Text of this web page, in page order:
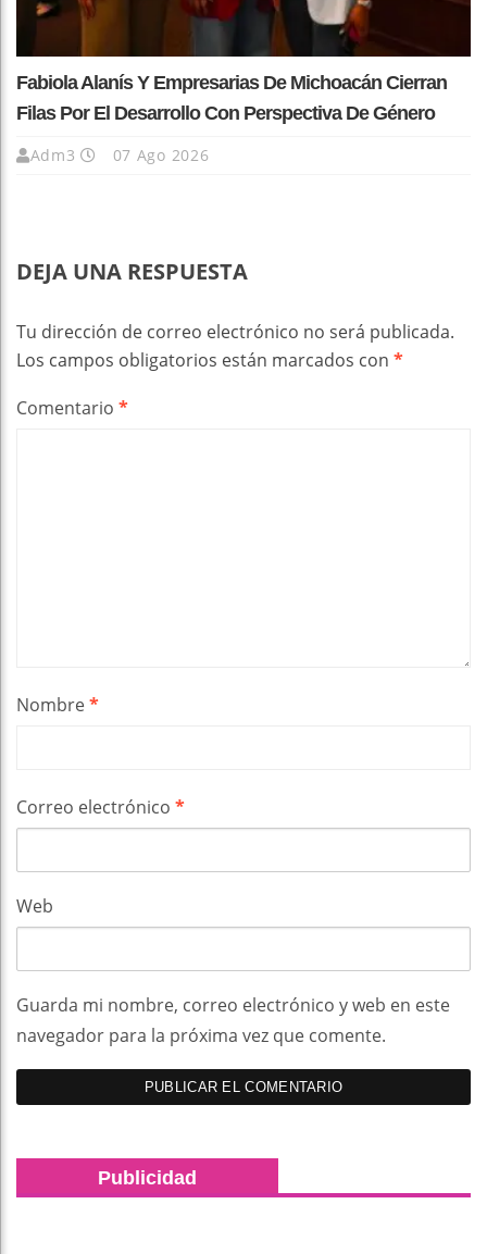
Fabiola Alanís Y Empresarias De Michoacán Cierran
Filas Por El Desarrollo Con Perspectiva De Género
Adm3 07 Ago 2026
DEJA UNA RESPUESTA
Tu dirección de correo electrónico no será publicada.
Los campos obligatorios están marcados con *
Comentario *
Nombre*
Correo electrónico *
Web
Guarda mi nombre, correo electrónico y web en este
navegador para la próxima vez que comente.
Publicidad